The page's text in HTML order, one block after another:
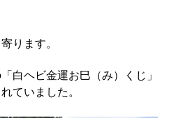
ります。
白ヘビ金運お巳（み）くじ」
ていました。